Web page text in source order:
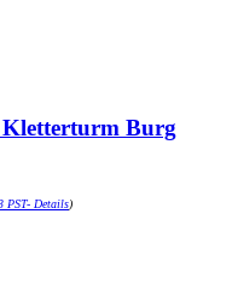
Burg
PST- Details)